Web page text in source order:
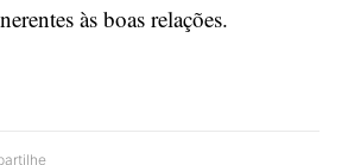
às boas relações.